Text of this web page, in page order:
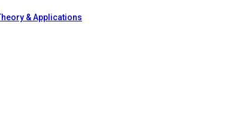
& Applications